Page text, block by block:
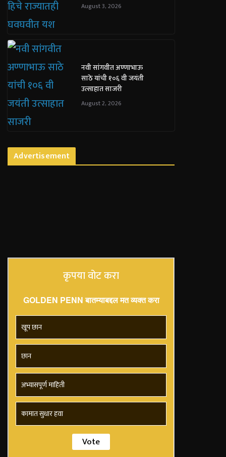
August 3, 2026
नवी सांगवीत अण्णाभाऊ
साठे यांची १०६ वी जयंती
उत्साहात साजरी
August 2, 2026
Advertisement
कृपया वोट करा
GOLDEN PENN बातम्याबद्दल मत व्यक्त करा
खूप छान
छान
अभ्यासपूर्ण माहिती
कामात सुधार हवा